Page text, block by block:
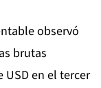
observó
brutas
en el tercer